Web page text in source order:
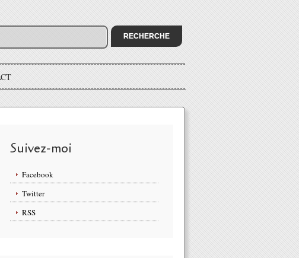
Suivez-moi
Facebook
Twitter
RSS